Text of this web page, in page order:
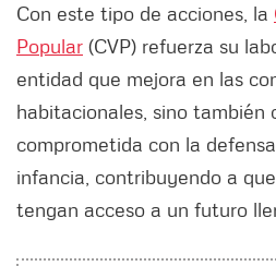
Con este tipo de acciones, la
Popular (CVP) refuerza su
entidad que mejora en las
habitacionales, sino también
comprometida con la
infancia, contribuyendo a
tengan acceso a un futuro